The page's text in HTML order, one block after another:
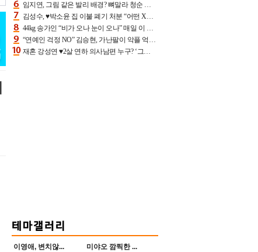
임지연, 그림 같은 발리 배경? 뼈말라 청순 비키니 핏에 상대 안 되네
김성수, ♥박소윤 집 이불 폐기 처분 “어떤 X이랑 썼을지 몰라” 질투(신랑수업2)[어제TV]
44kg 송가인 “비가 오나 눈이 오나” 매일 이 운동, 허벅지 근육량 상승+체지방 감소
“연예인 걱정 NO” 김승현, 가난팔이 악플 억울할만‥아내+딸과 日 여행
재혼 강성연 ♥2살 연하 의사남편 누구? ‘그알’ 자문의에 훈남 비주얼 초엘리트 스펙 [종합]
이영애, 변치않... 미야오 깜찍한 ...